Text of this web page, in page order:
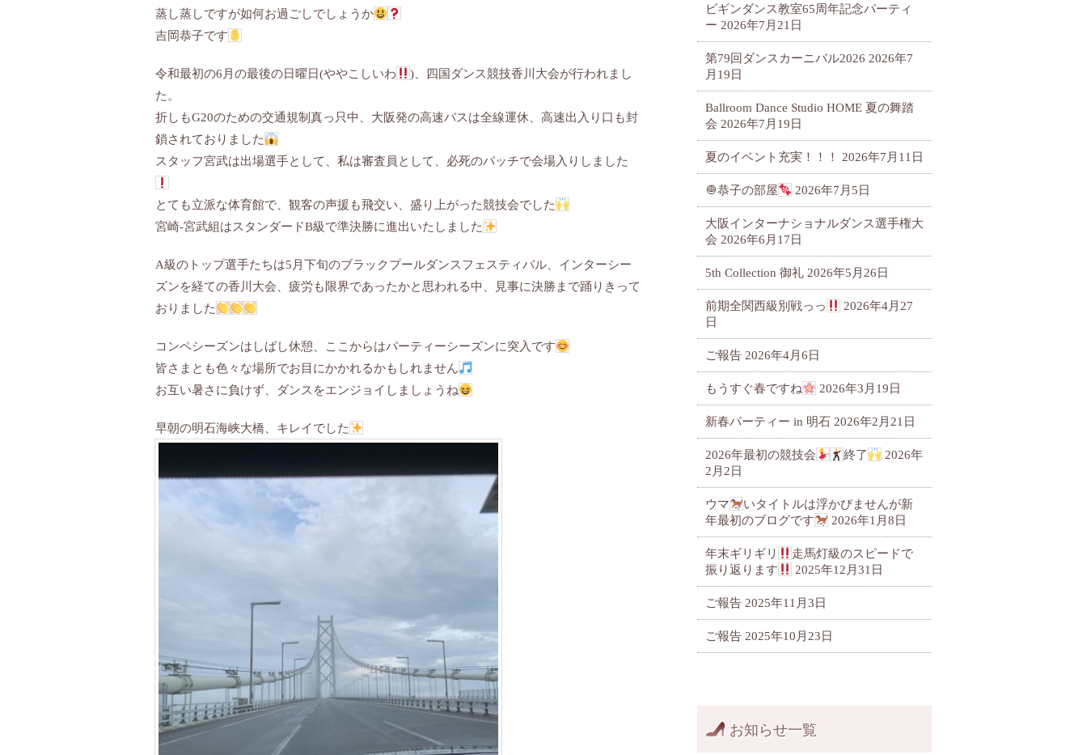
蒸し蒸しですが如何お過ごしでしょうか
吉岡恭子です
令和最初の6月の最後の日曜日(ややこしいわ
)、四国ダンス競技香川大会が行われまし
た。
折しもG20のための交通規制真っ只中、大阪発の高速バスは全線運休、高速出入り口も封
鎖されておりました
スタッフ宮武は出場選手として、私は審査員として、必死のパッチで会場入りしました
とても立派な体育館で、観客の声援も飛交い、盛り上がった競技会でした
宮崎-宮武組はスタンダードB級で準決勝に進出いたしました
A級のトップ選手たちは5月下旬のブラックプールダンスフェスティバル、インターシー
ズンを経ての香川大会、疲労も限界であったかと思われる中、見事に決勝まで踊りきって
おりました
コンペシーズンはしばし休憩、ここからはパーティーシーズンに突入です
皆さまとも色々な場所でお目にかかれるかもしれません
お互い暑さに負けず、ダンスをエンジョイしましょうね
早朝の明石海峡大橋、キレイでした
ビギンダンス教室65周年記念パーティ
ー 2026年7月21日
第79回ダンスカーニバル2026 2026年7
月19日
Ballroom Dance Studio HOME 夏の舞踏
会 2026年7月19日
夏のイベント充実！！！ 2026年7月11日
🧅恭子の部屋 2026年7月5日
大阪インターナショナルダンス選手権大
会 2026年6月17日
5th Collection 御礼 2026年5月26日
前期全関西級別戦っっ
2026年4月27
日
ご報告 2026年4月6日
もうすぐ春ですね 2026年3月19日
新春パーティー in 明石 2026年2月21日
2026年最初の競技会 終了
2026年
2月2日
ウマ
いタイトルは浮かびませんが新
年最初のブログです
2026年1月8日
年末ギリギリ
走馬灯級のスピードで
振り返ります
2025年12月31日
ご報告 2025年11月3日
ご報告 2025年10月23日
お知らせ一覧